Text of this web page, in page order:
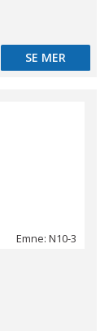
SE MER
SE MER
Emne: N10-3